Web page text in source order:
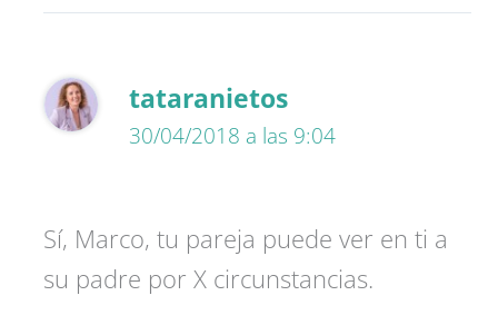
tataranietos
30/04/2018 a las 9:04
Sí, Marco, tu pareja puede ver en ti a
su padre por X circunstancias.